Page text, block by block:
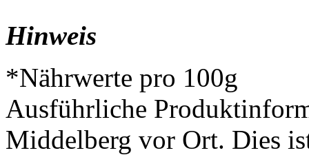
Hinweis
*Nährwerte pro 100g
Ausführliche
Middelberg vor Ort. Dies